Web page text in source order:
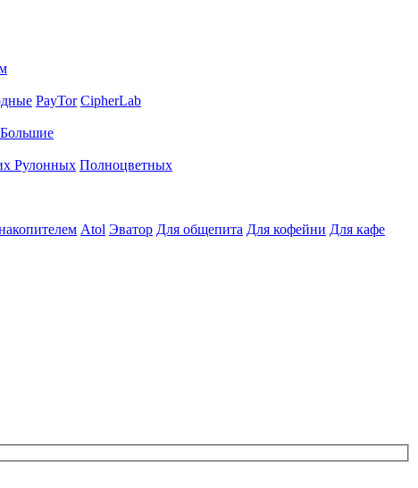
PayTor CipherLab
Большие
Рулонных Полноцветных
Atol Эватор Для общепита Для кофейни Для кафе